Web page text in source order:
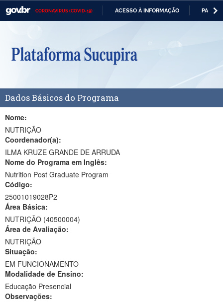
CORONAVÍRUS (COVID-19) ACESSO À INFORMAÇÃO
Casa Civil
Ministério da Defesa
Ministério da Economia
Ministério da Infraestrutura
Ministério da Agricultura, Pecuária e Abastecimento
Ministério da Educação
Ministério da Cidadania
Ministério da Saúde
Ministério de Minas e Energia
Ministério da Ciência, Tecnologia, Inovações e Comunicações
Ministério do Meio Ambiente
Ministério do Turismo
Ministério do Desenvolvimento Regional
Dados Básicos do Programa
Nome:
NUTRIÇÃO
Coordenador(a):
ILMA KRUZE GRANDE DE ARRUDA
Nome do Programa em Inglês:
Nutrition Post Graduate Program
Código:
25001019028P2
Área Básica:
NUTRIÇÃO (40500004)
Área de Avaliação:
NUTRIÇÃO
Situação:
EM FUNCIONAMENTO
Modalidade de Ensino:
Educação Presencial
Observações: